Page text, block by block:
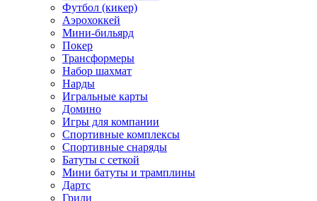
Футбол (кикер)
Аэрохоккей
Мини-бильярд
Покер
Трансформеры
Набор шахмат
Нарды
Игральные карты
Домино
Игры для компании
Спортивные комплексы
Спортивные снаряды
Батуты с сеткой
Мини батуты и трамплины
Дартс
Грили